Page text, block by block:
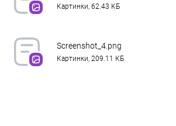
Картинки, 62.43 КБ
Screenshot_4.png
Картинки, 209.11 КБ